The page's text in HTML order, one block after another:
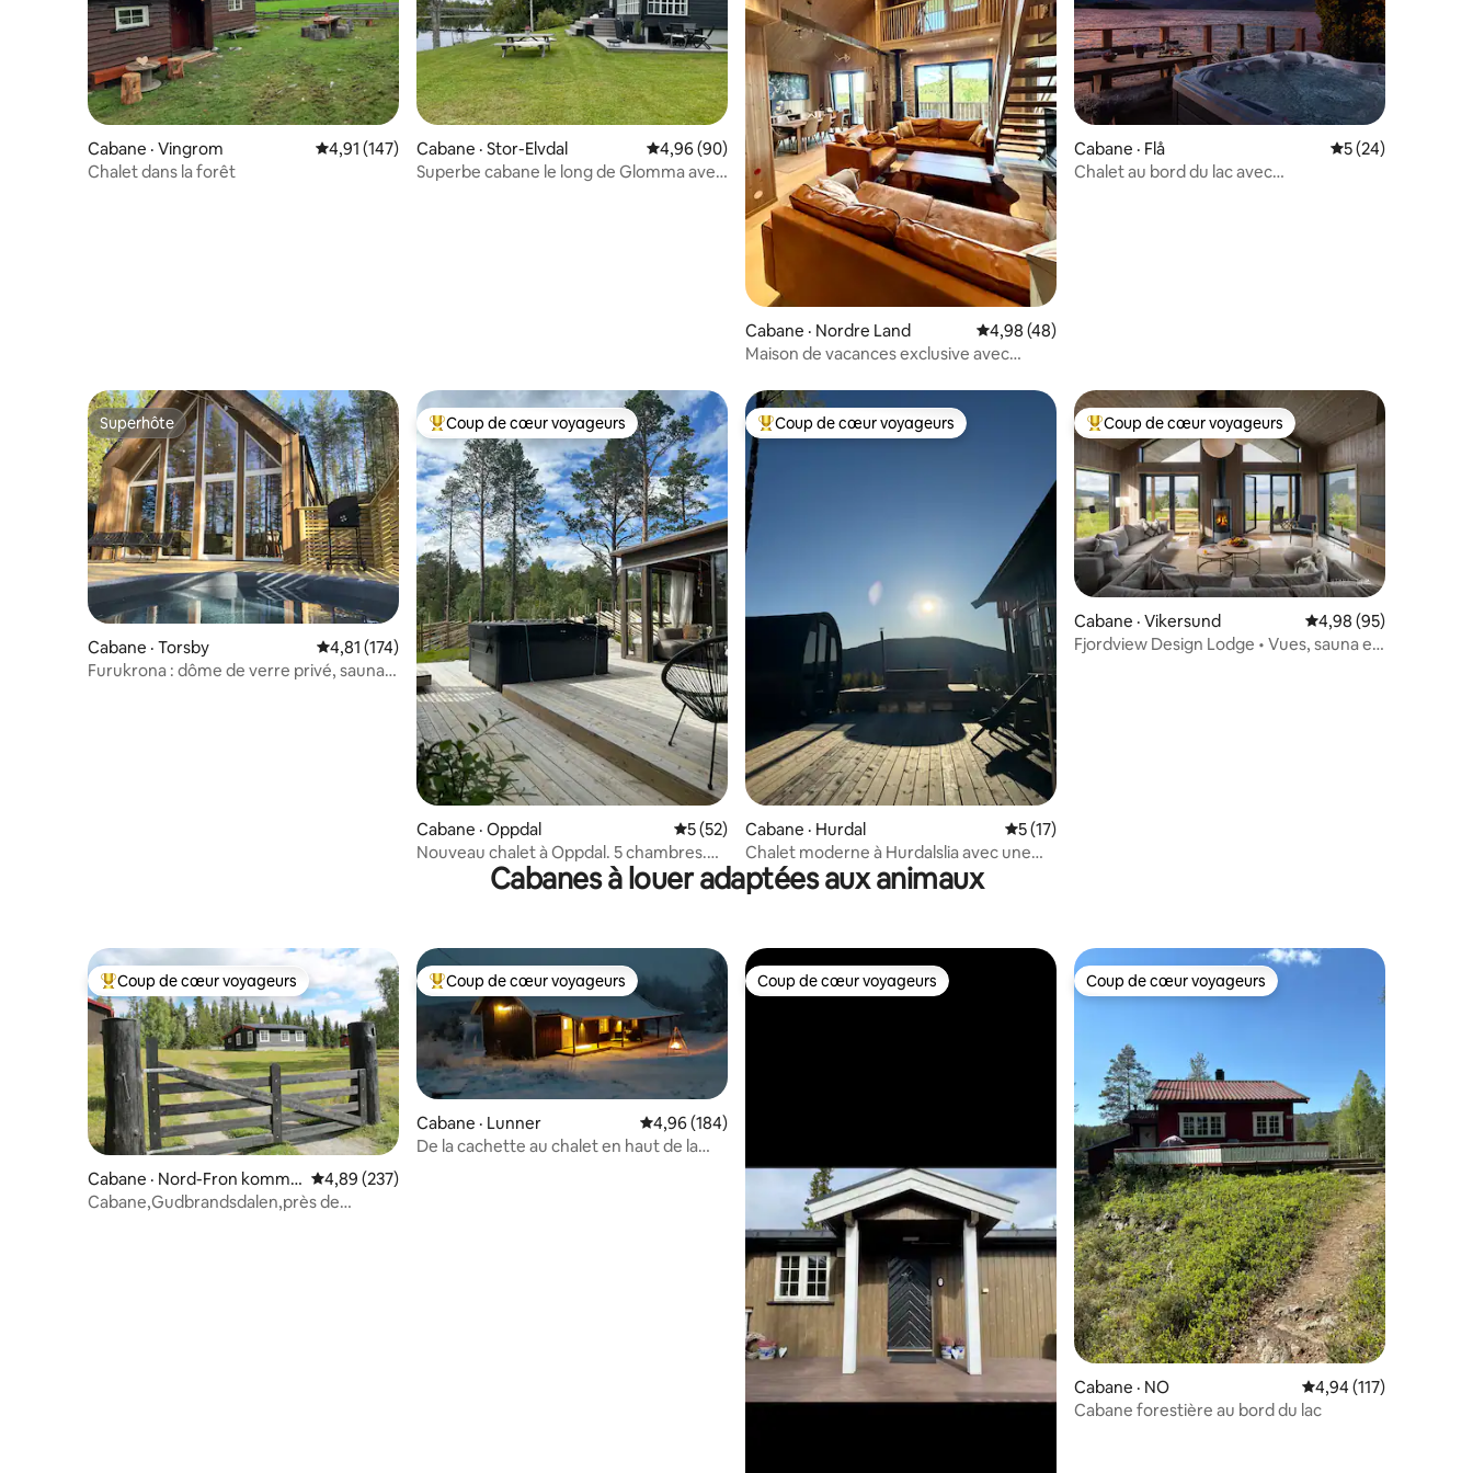
Cabane · Vingrom Note moyenne de 4,91 sur 5, 147 commentaires
4,91 (147)
Chalet dans la forêt
Cabane · Stor-Elvdal Note moyenne de 4,96 sur 5, 90 commentaires
4,96 (90)
Superbe cabane le long de Glomma avec
Cabane · Nordre Land Note moyenne de 4,98 sur 5, 48 commentaires
4,98 (48)
Maison de vacances exclusive avec
Cabane · Flå Note moyenne de
5 (24)
Chalet au bord du lac avec
Superhôte
Superhôte
Cabane · Torsby Note moyenne de 4,81 sur 5, 174 commentaires
4,81 (174)
Furukrona : dôme de verre privé, sauna
Coup de cœur voyageurs parmi les plus aimés
Coup de cœur voyageurs
Cabane · Oppdal Note moyenne de 5 sur 5, 52 commentaires
5 (52)
Nouveau chalet à Oppdal. 5 chambres.
Jacuzzi, grand espace extérieur.
Coup de cœur voyageurs parmi les plus aimés
Coup de cœur voyageurs
Cabane · Hurdal Note moyenne de 5 sur 5, 17 commentaires
5 (17)
Chalet moderne à Hurdalslia avec une
vue magnifique
Coup de cœur voyageurs parmi les plus aimés
Coup de cœur voyageurs
Cabane · Vikersund Note moyenne de
4,98 (95)
Fjordview Design Lodge • Vues, sauna et
Cabanes à louer adaptées aux animaux
Coup de cœur voyageurs parmi les plus aimés
Coup de cœur voyageurs
Cabane · Nord-Fron kommu
ne
Note moyenne de 4,89 sur 5, 237 commentaires
4,89 (237)
Cabane,Gudbrandsdalen,près de
Coup de cœur voyageurs parmi les plus aimés
Coup de cœur voyageurs
Cabane · Lunner Note moyenne de 4,96 sur 5, 184 commentaires
4,96 (184)
De la cachette au chalet en haut de la
Coup de cœur voyageurs
Coup de cœur voyageurs Coup de cœur voyageurs
Coup de cœur voyageurs
Cabane · NO Note moyenne de
4,94 (117)
Cabane forestière au bord du lac